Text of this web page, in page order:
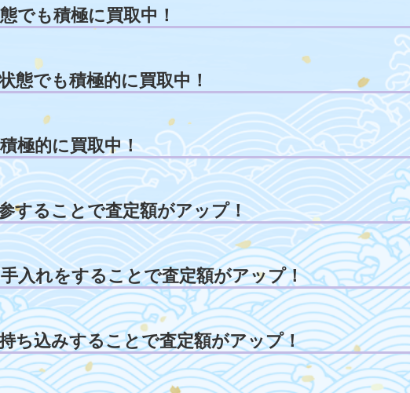
でも積極に買取中！
態でも積極的に買取中！
極的に買取中！
することで査定額がアップ！
入れをすることで査定額がアップ！
ち込みすることで査定額がアップ！